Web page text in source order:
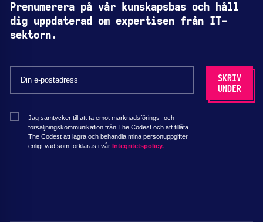
Prenumerera på vår kunskapsbas och håll
dig uppdaterad om expertisen från IT-
sektorn.
Jag samtycker till att ta emot marknadsförings- och
försäljningskommunikation från The Codest och att tillåta
The Codest att lagra och behandla mina personuppgifter
enligt vad som förklaras i vår Integritetspolicy.